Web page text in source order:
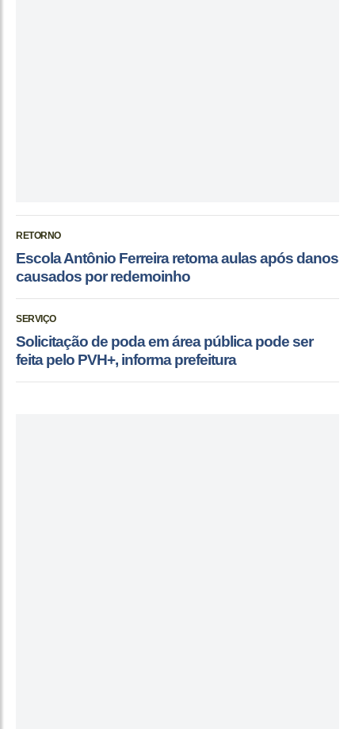
RETORNO
Escola Antônio Ferreira retoma aulas após danos
causados por redemoinho
SERVIÇO
Solicitação de poda em área pública pode ser
feita pelo PVH+, informa prefeitura